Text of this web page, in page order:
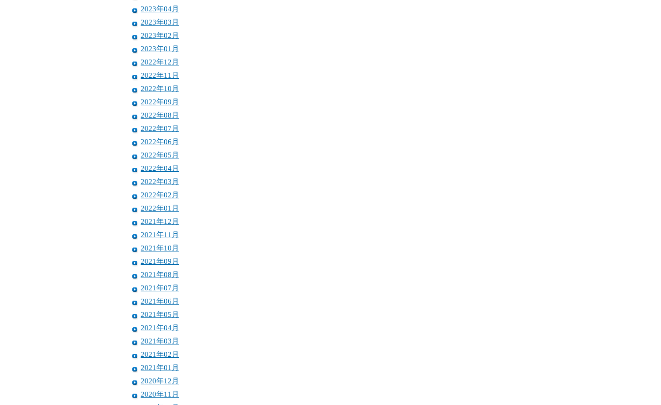
2023年04月
2023年03月
2023年02月
2023年01月
2022年12月
2022年11月
2022年10月
2022年09月
2022年08月
2022年07月
2022年06月
2022年05月
2022年04月
2022年03月
2022年02月
2022年01月
2021年12月
2021年11月
2021年10月
2021年09月
2021年08月
2021年07月
2021年06月
2021年05月
2021年04月
2021年03月
2021年02月
2021年01月
2020年12月
2020年11月